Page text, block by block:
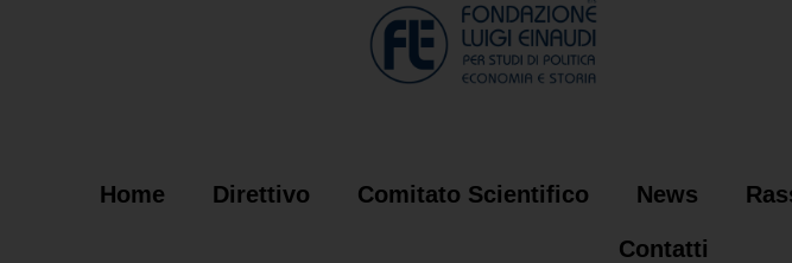
Home Direttivo Comitato Scientifico News
Contatti